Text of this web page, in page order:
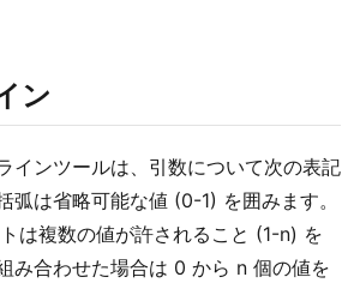
ン
インツールは、引数について次の表記
弧は省略可能な値 (0-1) を囲みます。
は複数の値が許されること (1-n) を
み合わせた場合は 0 から n 個の値を